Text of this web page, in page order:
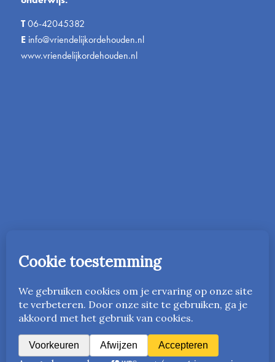
T06-42045382
E info@vriendelijkordehouden.nl
www.vriendelijkordehouden.nl
gestart in Nederland. Vanaf 2023 is deze ook beschikbaar
in het Engels alswww.friendlyandfairteaching.com